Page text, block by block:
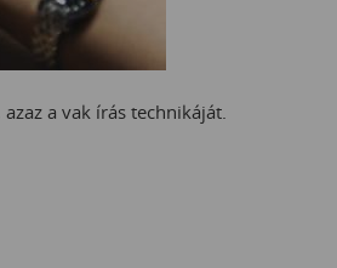
a vak írás technikáját.